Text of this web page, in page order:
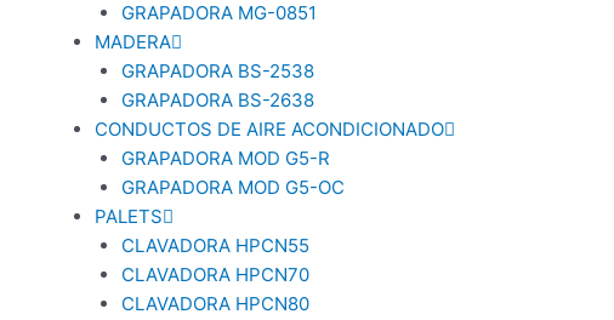
GRAPADORA MG-0851
MADERA
GRAPADORA BS-2538
GRAPADORA BS-2638
CONDUCTOS DE AIRE ACONDICIONADO
GRAPADORA MOD G5-R
GRAPADORA MOD G5-OC
PALETS
CLAVADORA HPCN55
CLAVADORA HPCN70
CLAVADORA HPCN80